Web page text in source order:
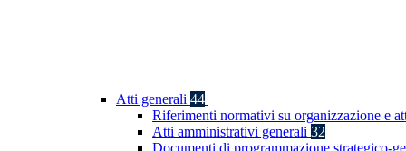
Atti generali 44
Riferimenti normativi su organizzazione e
Atti amministrativi generali 32